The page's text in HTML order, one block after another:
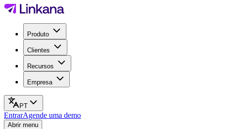
Produto
Clientes
Recursos
Empresa
PT
EntrarAgende uma demo
Abrir menu